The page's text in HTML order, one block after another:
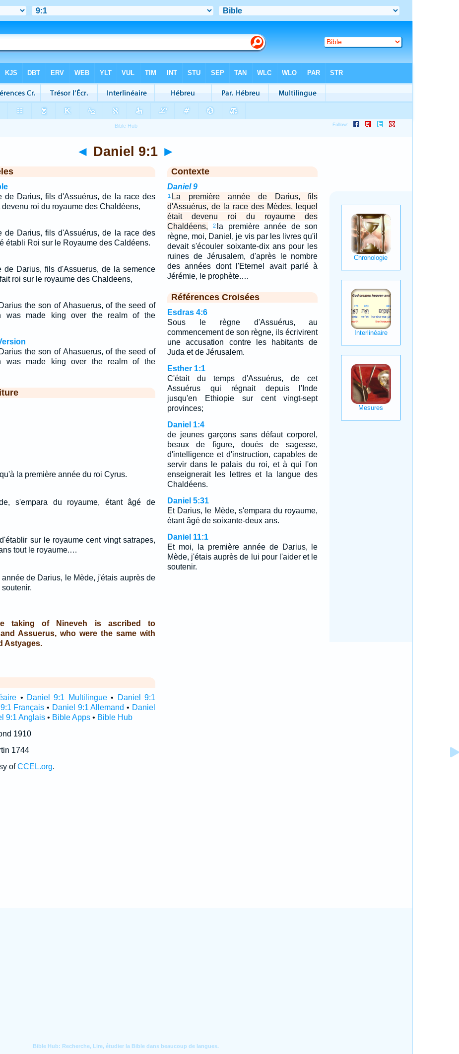
◄ Daniel 9:1 ►
de Darius, fils d'Assuérus, de la race des
roi du royaume des Chaldéens,
de Darius, fils d'Assuérus, de la race des
établi Roi sur le Royaume des Caldéens.
de Darius, fils d'Assuerus, de la semence
roi sur le royaume des Chaldeens,
the son of Ahasuerus, of the seed of
was made king over the realm of the
the son of Ahasuerus, of the seed of
was made king over the realm of the
la première année du roi Cyrus.
s'empara du royaume, étant âgé de
sur le royaume cent vingt satrapes,
tout le royaume.…
année de Darius, le Mède, j'étais auprès de
soutenir.
taking of Nineveh is ascribed to
and Assuerus, who were the same with
Astyages.
• Daniel 9:1 Multilingue•
Daniel 9:1
Français • Daniel 9:1 Allemand • Daniel
9:1 Anglais• Bible Apps• Bible Hub
1910
1744
ofCCEL.org.
Contexte
Daniel 9
1 La première année de Darius, fils
d'Assuérus, de la race des Mèdes, lequel
était devenu roi du royaume des
Chaldéens,
2 la première année de son
règne, moi, Daniel, je vis par les livres qu'il
devait s'écouler soixante-dix ans pour les
ruines de Jérusalem, d'après le nombre
des années dont l'Eternel avait parlé à
Jérémie, le prophète.…
Références Croisées
Esdras 4:6
Sous le règne d'Assuérus, au
commencement de son règne, ils écrivirent
une accusation contre les habitants de
Juda et de Jérusalem.
Esther 1:1
C'était du temps d'Assuérus, de cet
Assuérus qui régnait depuis l'Inde
jusqu'en Ethiopie sur cent vingt-sept
provinces;
Daniel 1:4
de jeunes garçons sans défaut corporel,
beaux de figure, doués de sagesse,
d'intelligence et d'instruction, capables de
servir dans le palais du roi, et à qui l'on
enseignerait les lettres et la langue des
Chaldéens.
Daniel 5:31
Et Darius, le Mède, s'empara du royaume,
étant âgé de soixante-deux ans.
Daniel 11:1
Et moi, la première année de Darius, le
Mède, j'étais auprès de lui pour l'aider et le
soutenir.